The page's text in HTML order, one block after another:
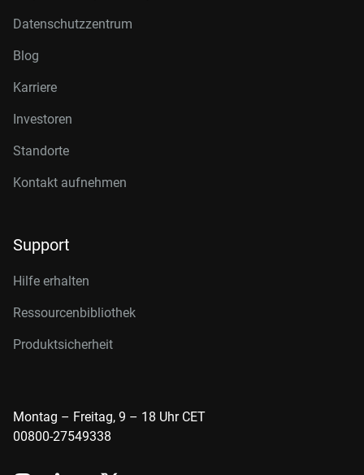
Datenschutzzentrum
Blog
Karriere
Investoren
Standorte
Kontakt aufnehmen
Support
Hilfe erhalten
Ressourcenbibliothek
Produktsicherheit
Montag – Freitag, 9 – 18 Uhr CET
00800-27549338